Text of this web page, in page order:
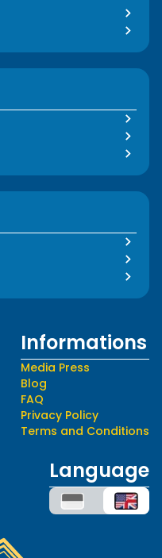
Informations
Media Press
Blog
FAQ
Privacy Policy
Terms and Conditions
Language